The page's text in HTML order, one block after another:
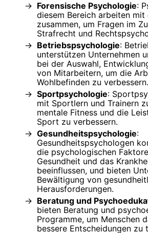
Forensische Psychologie:
diesem Bereich arbeiten
zusammen, um Fragen im
Strafrecht und
Betriebspsychologie:
unterstützen Unternehmen
bei der Auswahl,
von Mitarbeitern, um die
Wohlbefinden zu verbessern.
Sportpsychologie:
mit Sportlern und Trainern
mentale Fitness und die
Sport zu verbessern.
Gesundheitspsychologie:
Gesundheitspsychologen
die psychologischen
Gesundheit und das
beeinflussen, und bieten
Bewältigung von
Herausforderungen.
Beratung und
bieten Beratung und
Programme, um Menschen
bessere Entscheidungen zu